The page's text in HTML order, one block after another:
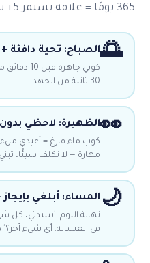
365 يومًا = علاقة تستمر 5+ سنوات.
🌅الصباح: تحية دافئة
كوني
30 ثانية من الجهد.
👀الظهيرة: لاحظي
كوب ماء فارغ = أعيدي
مهارة — لا تكلف شيئًا،
🌙 المساء: أبلغي
نهاية اليوم: 'سيدتي، كل
في الغسالة. أي شيء آخر؟'